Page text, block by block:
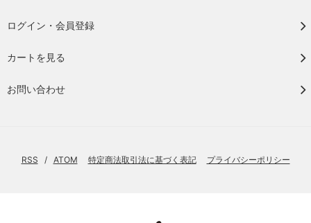
ログイン・会員登録
カートを見る
お問い合わせ
RSS / ATOM 特定商法取引法に基づく表記 プライバシーポリシー